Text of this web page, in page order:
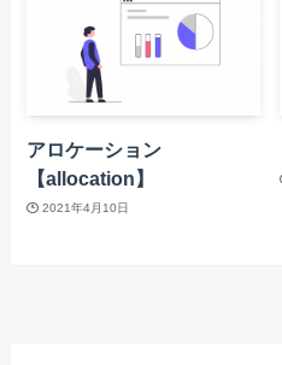
アロケーション
【allocation】
2021年4月10日